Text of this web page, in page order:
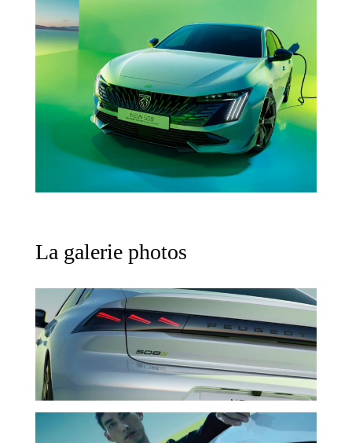
La galerie photos